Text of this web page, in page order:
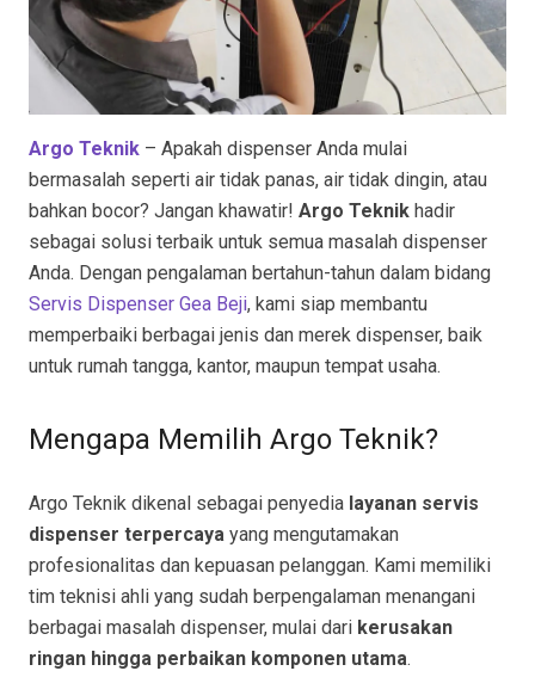
Argo Teknik – Apakah dispenser Anda mulai
bermasalah seperti air tidak panas, air tidak dingin, atau
bahkan bocor? Jangan khawatir! Argo Teknik hadir
sebagai solusi terbaik untuk semua masalah dispenser
Anda. Dengan pengalaman bertahun-tahun dalam bidang
Servis Dispenser Gea Beji, kami siap membantu
memperbaiki berbagai jenis dan merek dispenser, baik
untuk rumah tangga, kantor, maupun tempat usaha.
Mengapa Memilih Argo Teknik?
Argo Teknik dikenal sebagai penyedia layanan servis
dispenser terpercaya yang mengutamakan
profesionalitas dan kepuasan pelanggan. Kami memiliki
tim teknisi ahli yang sudah berpengalaman menangani
berbagai masalah dispenser, mulai dari kerusakan
ringan hingga perbaikan komponen utama.